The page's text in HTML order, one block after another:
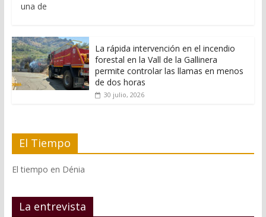
una de
La rápida intervención en el incendio
forestal en la Vall de la Gallinera
permite controlar las llamas en menos
de dos horas
30 julio, 2026
El Tiempo
El tiempo en Dénia
La entrevista